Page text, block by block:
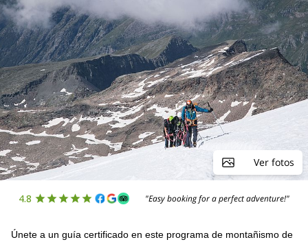
Ver fotos
4.8 "Easy booking for a perfect adventure!"
Únete a un guía certificado en este programa de montañismo de